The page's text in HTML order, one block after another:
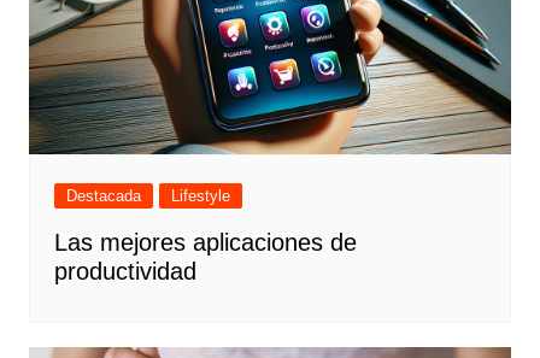
Destacada Lifestyle
Las mejores aplicaciones de
productividad